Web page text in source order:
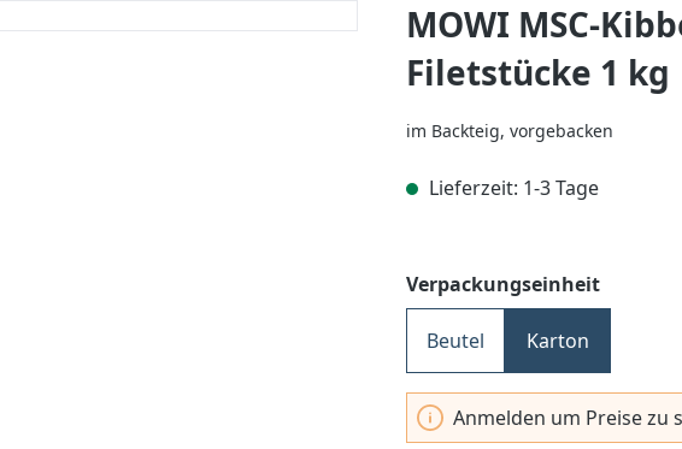
MOWI MSC-
Filetstücke 1 kg
im Backteig, vorgebacken
Lieferzeit: 1-3 Tage
Verpackungseinheit
Beutel Karton
Anmelden um Preise zu